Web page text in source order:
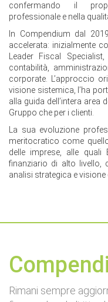
confermando il
professionale e nella
In Compendium dal
accelerata: inizialmente
Leader Fiscal
contabilità,
corporate. L’approccio
visione sistemica, l’ha
alla guida dell’intera area
Gruppo che per i clienti.
La sua evoluzione
meritocratico come
delle imprese, alle quali
finanziario di alto livello,
analisi strategica e visione
Rimani sempre